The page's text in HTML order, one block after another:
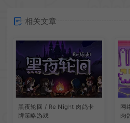
相关文章
黑夜轮回 / Re Night 肉鸽卡
牌策略游戏
网
肉